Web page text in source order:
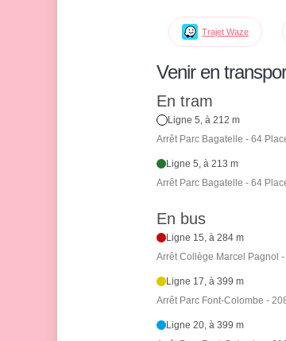
Trajet Waze
Venir en
En tram
Ligne 5, à 212 m
Arrêt Parc Bagatelle - 64
Ligne 5, à 213 m
Arrêt Parc Bagatelle - 64
En bus
Ligne 15, à 284 m
Arrêt Collège Marcel Pagnol
Ligne 17, à 399 m
Arrêt Parc Font-Colombe -
Ligne 20, à 399 m